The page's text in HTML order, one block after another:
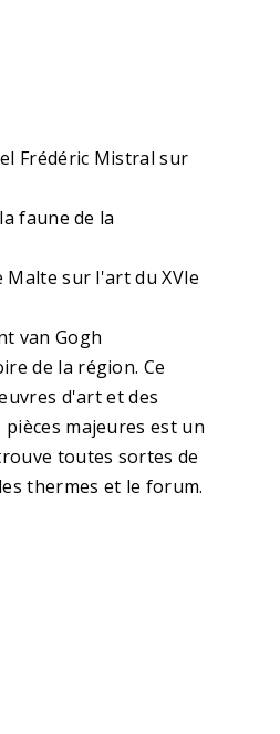
Frédéric Mistral sur
faune de la
Malte sur l'art du XVIe
van Gogh
de la région. Ce
d'art et des
majeures est un
toutes sortes de
thermes et le forum.